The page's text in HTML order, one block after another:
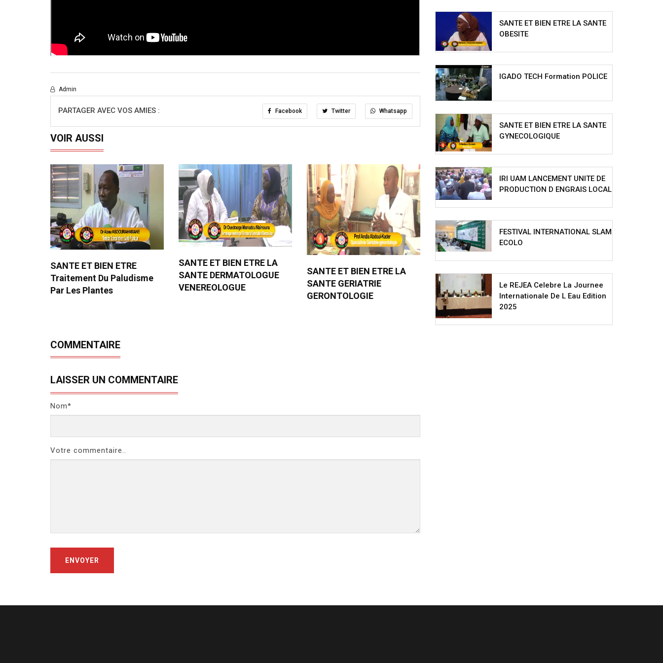
Admin
PARTAGER AVEC VOS AMIES : Facebook Twitter Whatsapp
VOIR AUSSI
SANTE ET BIEN ETRE
Traitement Du Paludisme
Par Les Plantes
SANTE ET BIEN ETRE LA
SANTE DERMATOLOGUE
VENEREOLOGUE
SANTE ET BIEN ETRE LA
SANTE GERIATRIE
GERONTOLOGIE
COMMENTAIRE
LAISSER UN COMMENTAIRE
Nom*
Votre commentaire..
ENVOYER
SANTE ET BIEN ETRE LA SANTE
OBESITE
IGADO TECH Formation POLICE
SANTE ET BIEN ETRE LA SANTE
GYNECOLOGIQUE
IRI UAM LANCEMENT UNITE DE
PRODUCTION D ENGRAIS LOCAL
FESTIVAL INTERNATIONAL SLAM
ECOLO
Le REJEA Celebre La Journee
Internationale De L Eau Edition
2025